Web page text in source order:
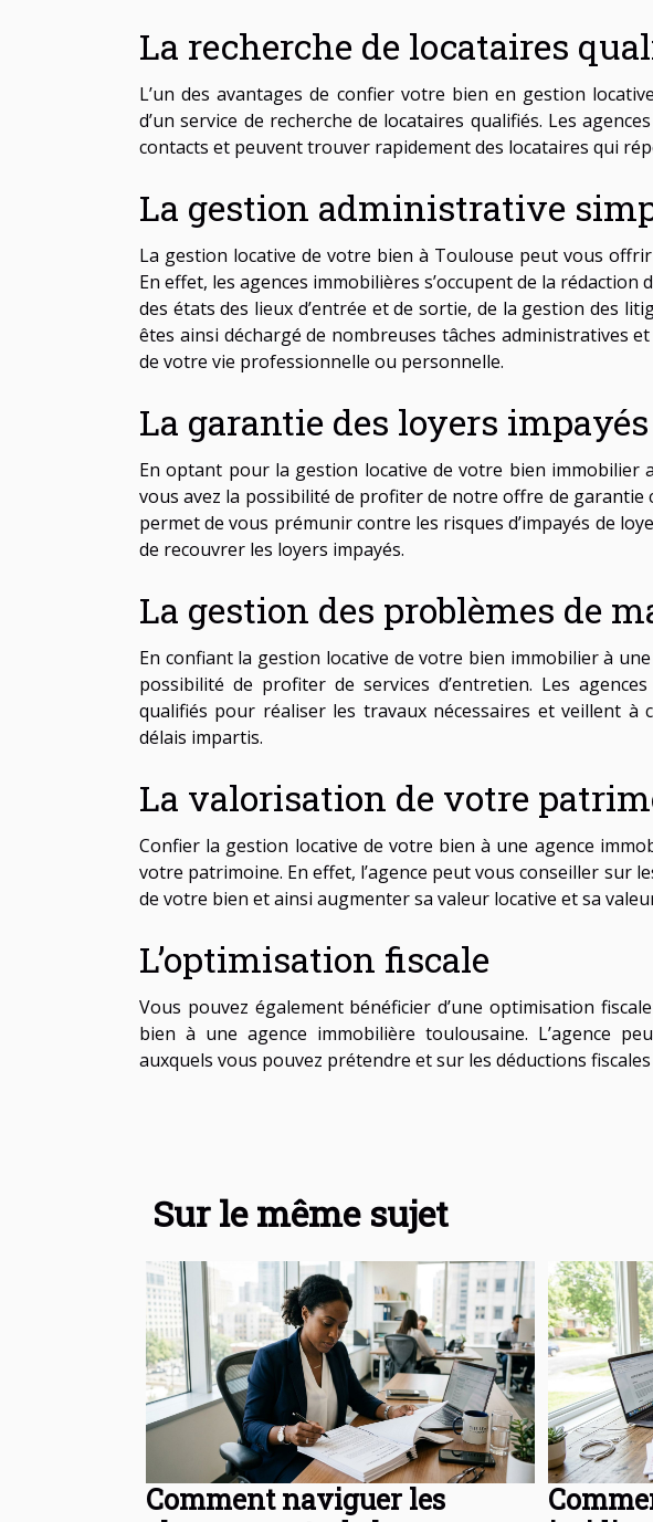
La recherche de locataires
L’un des avantages de confier votre bien en gestion
d’un service de recherche de locataires qualifiés. Les
contacts et peuvent trouver rapidement des locataires qui
La gestion administrative
La gestion locative de votre bien à Toulouse peut vous
En effet, les agences immobilières s’occupent de la rédaction
des états des lieux d’entrée et de sortie, de la gestion des
êtes ainsi déchargé de nombreuses tâches administratives
de votre vie professionnelle ou personnelle.
La garantie des loyers impayés
En optant pour la gestion locative de votre bien immobilier
vous avez la possibilité de profiter de notre offre de garantie
permet de vous prémunir contre les risques d’impayés de
de recouvrer les loyers impayés.
La gestion des problèmes de
En confiant la gestion locative de votre bien immobilier à
possibilité de profiter de services d’entretien. Les
qualifiés pour réaliser les travaux nécessaires et veillent à
délais impartis.
La valorisation de votre
Confier la gestion locative de votre bien à une agence
votre patrimoine. En effet, l’agence peut vous conseiller sur
de votre bien et ainsi augmenter sa valeur locative et sa
L’optimisation fiscale
Vous pouvez également bénéficier d’une optimisation
bien à une agence immobilière toulousaine. L’agence
auxquels vous pouvez prétendre et sur les déductions
Sur le même sujet
Comment naviguer les